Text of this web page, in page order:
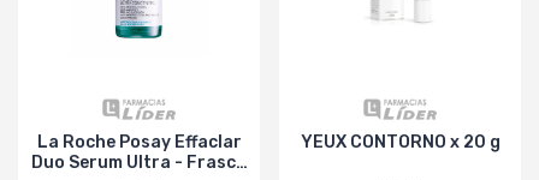
La Roche Posay Effaclar
Duo Serum Ultra - Frasco
YEUX CONTORNO x 20 g